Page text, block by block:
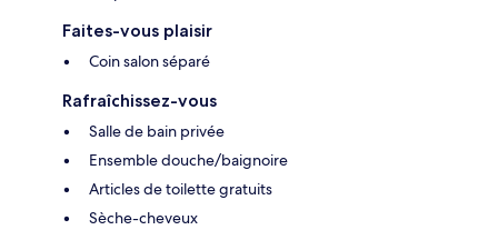
Faites-vous plaisir
Coin salon séparé
Rafraîchissez-vous
Salle de bain privée
Ensemble douche/baignoire
Articles de toilette gratuits
Sèche-cheveux